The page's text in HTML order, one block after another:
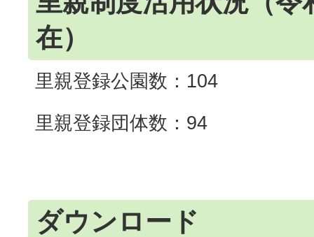
在）
里親登録公園数：104
里親登録団体数：94
ダウンロード